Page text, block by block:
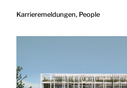
Karrieremeldungen, People